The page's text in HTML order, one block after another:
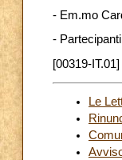
- Em.mo
-
[00319-IT.01]
Le